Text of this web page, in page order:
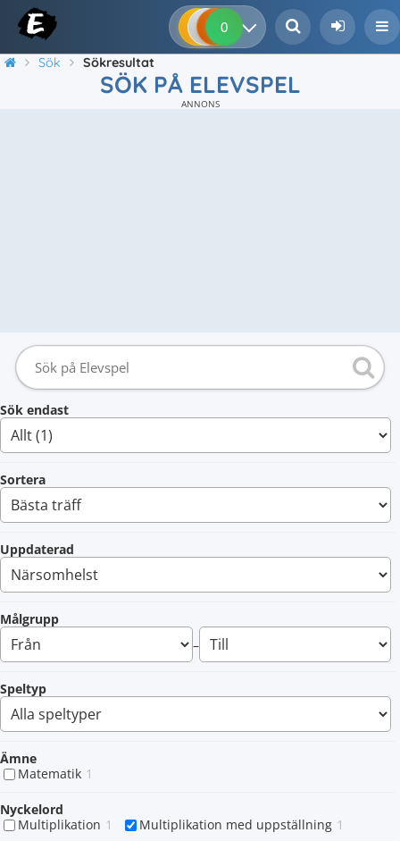
0 0 0
Sök Sökresultat
SÖK PÅ ELEVSPEL
ANNONS
Sök endast
Sortera
Uppdaterad
Målgrupp
–
Speltyp
Ämne
Matematik 1
Nyckelord
Multiplikation 1 Multiplikation med uppställning 1